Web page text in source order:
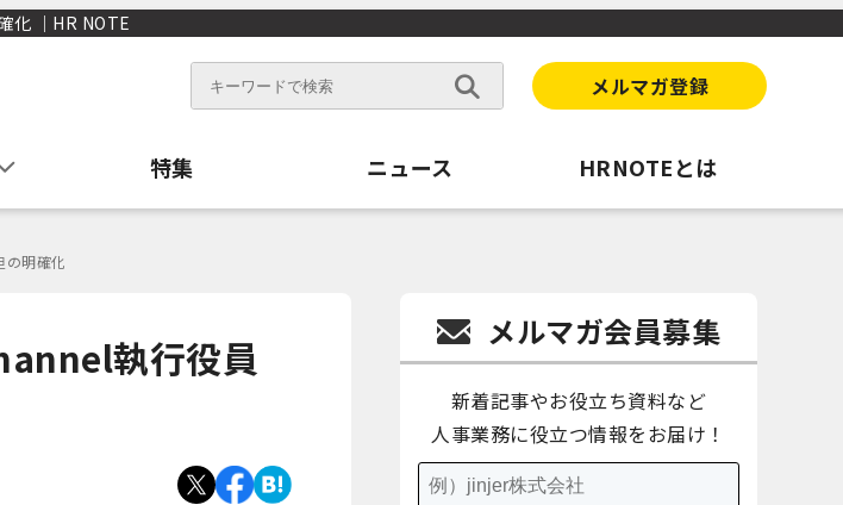
化 ｜HR NOTE
メルマガ登録
特集 ニュース HRNOTEとは
の明確化
執行役員
メルマガ会員募集
新着記事やお役立ち資料など
人事業務に役立つ情報をお届け！